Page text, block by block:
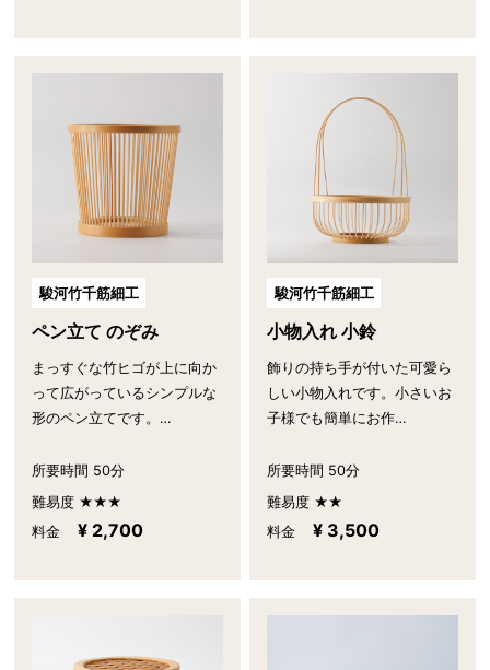
駿河竹千筋細工
ペン立て のぞみ
まっすぐな竹ヒゴが上に向か
って広がっているシンプルな
形のペン立てです。…
所要時間 50分
難易度 ★★★
料金
¥ 2,700
駿河竹千筋細工
小物入れ 小鈴
飾りの持ち手が付いた可愛ら
しい小物入れです。小さいお
子様でも簡単にお作…
所要時間 50分
難易度 ★★
料金
¥ 3,500